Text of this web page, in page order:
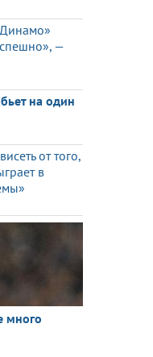
—
на один
от того,
в
много